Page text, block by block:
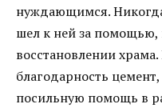
нуждающимся. Никогда
шел к ней за помощью,
восстановлении
благодарность
посильную помощь в